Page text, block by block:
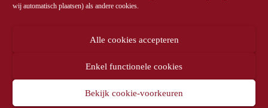
wij automatisch plaatsen) als andere cookies.
Alle cookies accepteren
Enkel functionele cookies
Bekijk cookie-voorkeuren
© OV Nieuws GD - Privacyverklaring